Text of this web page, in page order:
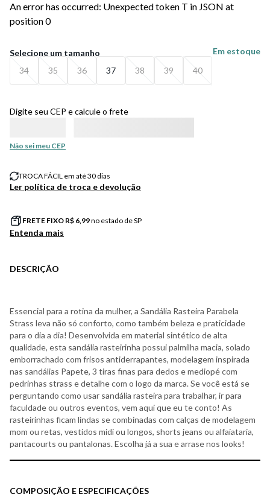
An error has occurred: Unexpected token T in JSON at
position 0
34 35 36 37 38 39 40
Em estoque
Digite seu CEP e calcule o frete
Não sei meu CEP
TROCA FÁCIL em até 30 dias
Ler política de troca e devolução
FRETE FIXO R$ 6,99no estado de SP
Entenda mais
DESCRIÇÃO
Essencial para a rotina da mulher, a Sandália Rasteira Parabela
Strass leva não só conforto, como também beleza e praticidade
para o dia a dia! Desenvolvida em material sintético de alta
qualidade, esta sandália rasteirinha possui palmilha macia, solado
emborrachado com frisos antiderrapantes, modelagem inspirada
nas sandálias Papete, 3 tiras finas para dedos e mediopé com
pedrinhas strass e detalhe com o logo da marca. Se você está se
perguntando como usar sandália rasteira para trabalhar, ir para
faculdade ou outros eventos, vem aqui que eu te conto! As
rasteirinhas ficam lindas se combinadas com calças de modelagem
mom ou retas, vestidos midi ou longos, shorts jeans ou alfaiataria,
pantacourts ou pantalonas. Escolha já a sua e arrase nos looks!
COMPOSIÇÃO E ESPECIFICAÇÕES